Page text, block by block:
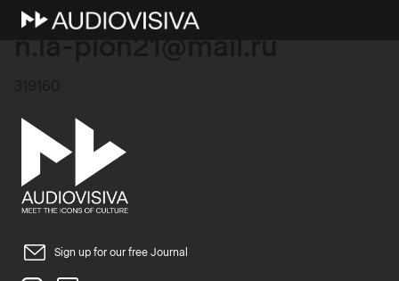
2 Novembre 2025
Sign up for our free Journal